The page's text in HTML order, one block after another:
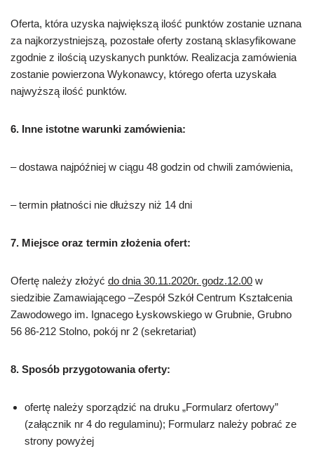
Oferta, która uzyska największą ilość punktów zostanie uznana
za najkorzystniejszą, pozostałe oferty zostaną sklasyfikowane
zgodnie z ilością uzyskanych punktów. Realizacja zamówienia
zostanie powierzona Wykonawcy, którego oferta uzyskała
najwyższą ilość punktów.
6. Inne istotne warunki zamówienia:
– dostawa najpóźniej w ciągu 48 godzin od chwili zamówienia,
– termin płatności nie dłuższy niż 14 dni
7. Miejsce oraz termin złożenia ofert:
Ofertę należy złożyć do dnia 30.11.2020r. godz.12.00 w
siedzibie Zamawiającego –Zespół Szkół Centrum Kształcenia
Zawodowego im. Ignacego Łyskowskiego w Grubnie, Grubno
56 86-212 Stolno, pokój nr 2 (sekretariat)
8. Sposób przygotowania oferty:
ofertę należy sporządzić na druku „Formularz ofertowy”
(załącznik nr 4 do regulaminu); Formularz należy pobrać ze
strony powyżej